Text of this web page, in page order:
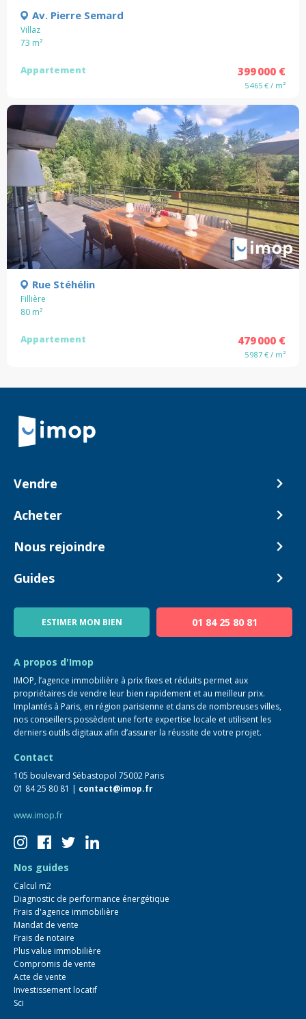
Av. Pierre Semard
Villaz
73 m²
Appartement 399 000 €
5 465 € / m²
Rue Stéhélin
Fillière
80 m²
Appartement 479 000 €
5 987 € / m²
Retour à la navigation principale
Vendre
Comment ça marche ?
Acheter
Biens en vente
Nous rejoindre
Devenir Conseiller
Guides
Blog
ESTIMER MON BIEN 01 84 25 80 81
A propos d'Imop
IMOP, l’agence immobilière à prix fixes et réduits permet aux
propriétaires de vendre leur bien rapidement et au meilleur prix.
Implantés à Paris, en région parisienne et dans de nombreuses villes,
nos conseillers possèdent une forte expertise locale et utilisent les
derniers outils digitaux afin d’assurer la réussite de votre projet.
Contact
105 boulevard Sébastopol 75002 Paris
01 84 25 80 81 | contact@imop.fr
www.imop.fr
Nos guides
Calcul m2
Diagnostic de performance énergétique
Frais d'agence immobilière
Mandat de vente
Frais de notaire
Plus value immobilière
Compromis de vente
Acte de vente
Investissement locatif
Sci